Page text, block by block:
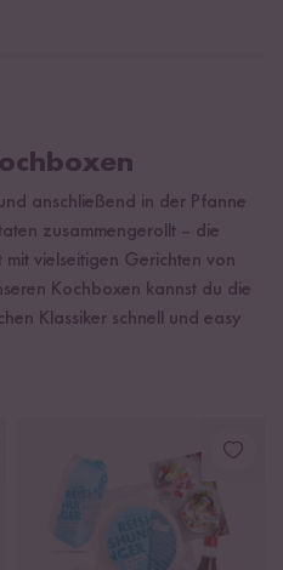
anschließend in der Pfanne
zusammengerollt – die
mit vielseitigen Gerichten von
Kochboxen kannst du die
Klassiker schnell und easy